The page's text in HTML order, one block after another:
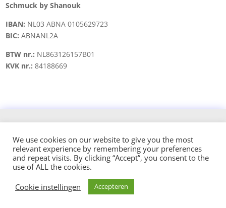
Schmuck by Shanouk
IBAN: NL03 ABNA 0105629723
BIC: ABNANL2A
BTW nr.: NL863126157B01
KVK nr.:84188669
Design and hosted by:
We use cookies on our website to give you the most
relevant experience by remembering your preferences
and repeat visits. By clicking “Accept”, you consent to the
use of ALL the cookies.
Cookie instellingen
Accepteren